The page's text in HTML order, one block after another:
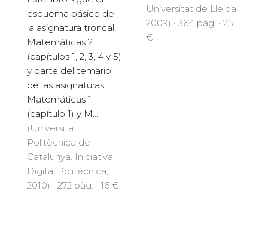
esquema básico de
la asignatura troncal
Matemáticas 2
(capítulos 1, 2, 3, 4 y 5)
y parte del temario
de las asignaturas
Matemáticas 1
(capítulo 1) y M...
(Universitat
Politècnica de
Catalunya. Iniciativa
Digital Politècnica,
2010) · 272 pàg. · 16 €
Universitat de Lleida,
2009) · 364 pàg. · 25
€